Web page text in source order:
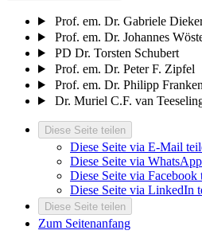
Prof. em. Dr. Gabriele
Prof. em. Dr. Johannes
PD Dr. Torsten Schubert
Prof. em. Dr. Peter F. Zipfel
Prof. em. Dr. Philipp Franken
Dr. Muriel C.F. van
Diese Seite teilen
Diese Seite via E-Mail
Diese Seite via
Diese Seite via Facebook
Diese Seite via LinkedIn
Diese Seite teilen
Zum Seitenanfang